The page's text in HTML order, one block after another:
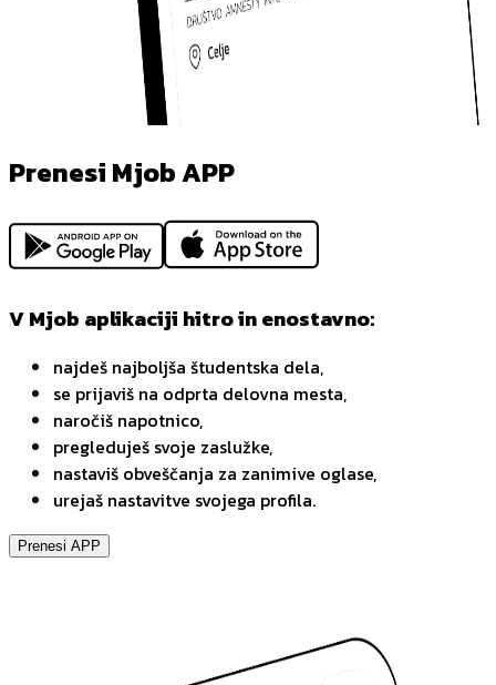
Prenesi Mjob APP
V Mjob aplikaciji hitro in enostavno:
najdeš najboljša študentska dela,
se prijaviš na odprta delovna mesta,
naročiš napotnico,
pregleduješ svoje zaslužke,
nastaviš obveščanja za zanimive oglase,
urejaš nastavitve svojega profila.
Prenesi APP